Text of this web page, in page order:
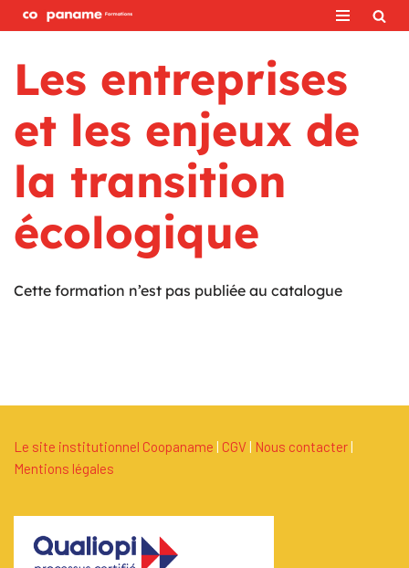
contenu
Les entreprises
et les enjeux de
la transition
écologique
Cette formation n’est pas publiée au catalogue
Le site institutionnel Coopaname CGV Nous contacter
Mentions légales